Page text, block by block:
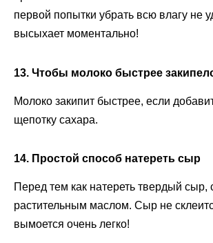
первой попытки убрать всю влагу не
высыхает моментально!
13. Чтобы молоко быстрее
Молоко закипит быстрее, если
щепотку сахара.
14. Простой способ натереть сыр
Перед тем как натереть твердый сыр,
растительным маслом. Сыр не
вымоется очень легко!